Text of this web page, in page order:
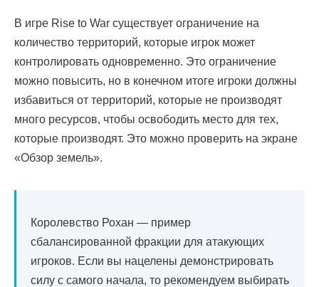
В игре Rise to War существует ограничение на
количество территорий, которые игрок может
контролировать одновременно. Это ограничение
можно повысить, но в конечном итоге игроки должны
избавиться от территорий, которые не производят
много ресурсов, чтобы освободить место для тех,
которые производят. Это можно проверить на экране
«Обзор земель».
Королевство Рохан — пример
сбалансированной фракции для атакующих
игроков. Если вы нацелены демонстрировать
силу с самого начала, то рекомендуем выбирать